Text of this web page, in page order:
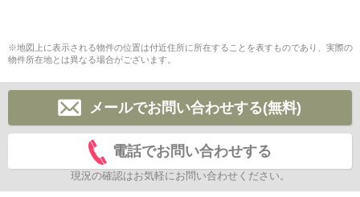
※地図上に表示される物件の位置は付近住所に所在することを表すものであり、実際の
物件所在地とは異なる場合がございます。
メールでお問い合わせする(無料)
電話でお問い合わせする
現況の確認はお気軽にお問い合わせください。